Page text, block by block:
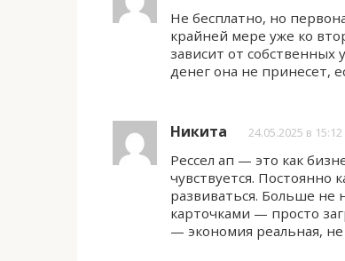
Не бесплатно, но
крайней мере уже ко
зависит от собственных
денег она не принесет,
Никита 24.05.2025 в 15:12
Рессел ап — это как
чувствуется.
развиваться. Больше не
карточками — просто
— экономия реальная,